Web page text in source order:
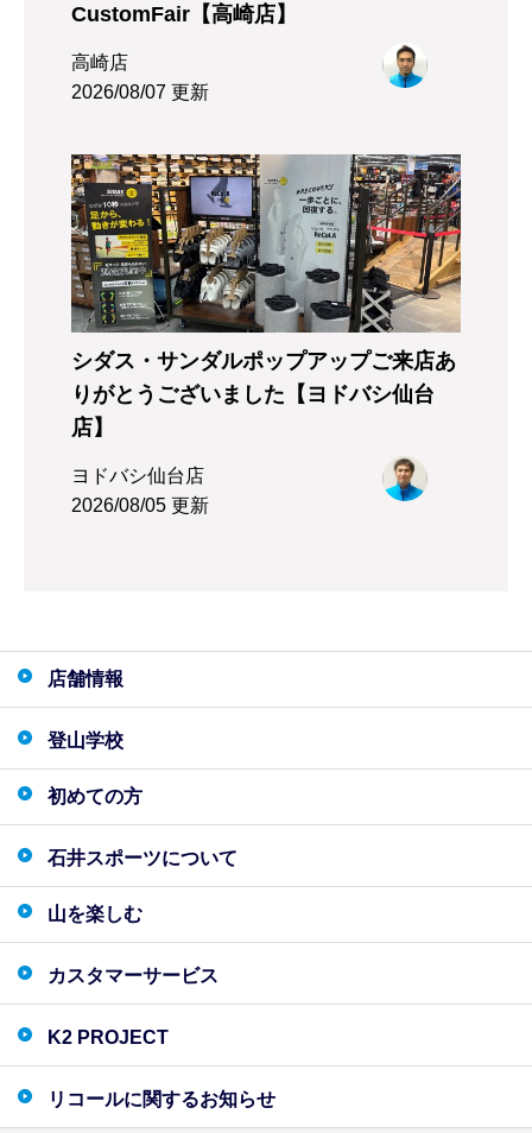
CustomFair【高崎店】
高崎店
2026/08/07 更新
シダス・サンダルポップアップご来店あ
りがとうございました【ヨドバシ仙台
店】
ヨドバシ仙台店
2026/08/05 更新
店舗情報
登山学校
初めての方
石井スポーツについて
山を楽しむ
カスタマーサービス
K2 PROJECT
リコールに関するお知らせ